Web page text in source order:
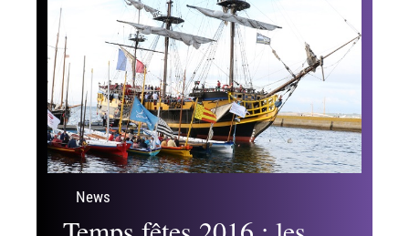
News
Un cachalot s’est échoué
quai Saint-Cyr à Rennes